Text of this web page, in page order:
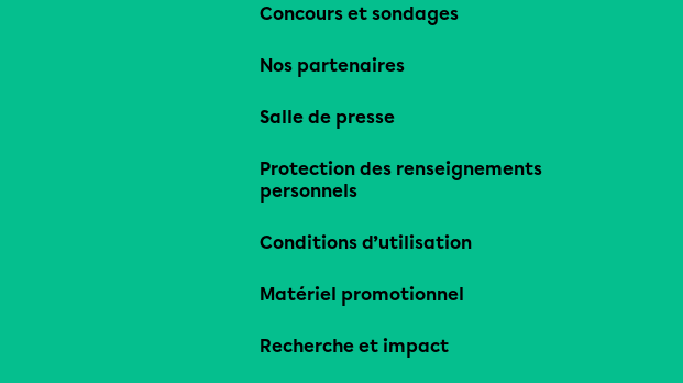
Concours et sondages
Nos partenaires
Salle de presse
Protection des renseignements
personnels
Conditions d’utilisation
Matériel promotionnel
Recherche et impact